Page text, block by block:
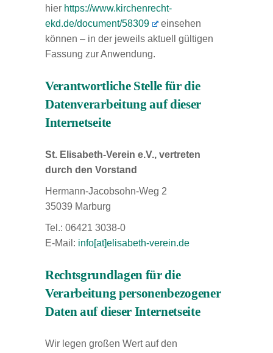
hier https://www.kirchenrecht-
ekd.de/document/58309
einsehen
können – in der jeweils aktuell gültigen
Fassung zur Anwendung.
Verantwortliche Stelle für die
Datenverarbeitung auf dieser
Internetseite
St. Elisabeth-Verein e.V., vertreten
durch den Vorstand
Hermann-Jacobsohn-Weg 2
35039 Marburg
Tel.: 06421 3038-0
E-Mail: info[at]elisabeth-verein.de
Rechtsgrundlagen für die
Verarbeitung personenbezogener
Daten auf dieser Internetseite
Wir legen großen Wert auf den